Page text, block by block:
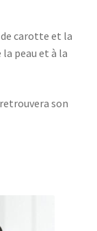
carotte et la
peau et à la
son